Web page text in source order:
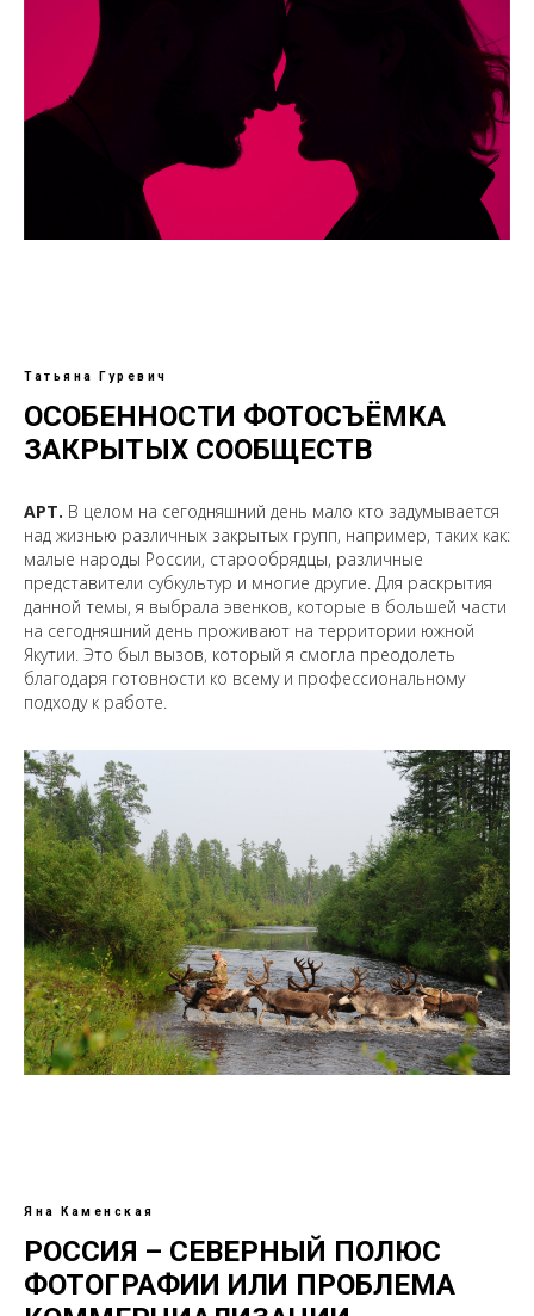
Татьяна Гуревич
ОСОБЕННОСТИ ФОТОСЪЁМКА
ЗАКРЫТЫХ СООБЩЕСТВ
АРТ. В целом на сегодняшний день мало кто задумывается
над жизнью различных закрытых групп, например, таких как:
малые народы России, старообрядцы, различные
представители субкультур и многие другие. Для раскрытия
данной темы, я выбрала эвенков, которые в большей части
на сегодняшний день проживают на территории южной
Якутии. Это был вызов, который я смогла преодолеть
благодаря готовности ко всему и профессиональному
подходу к работе.
Яна Каменская
РОССИЯ – СЕВЕРНЫЙ ПОЛЮС
ФОТОГРАФИИ ИЛИ ПРОБЛЕМА